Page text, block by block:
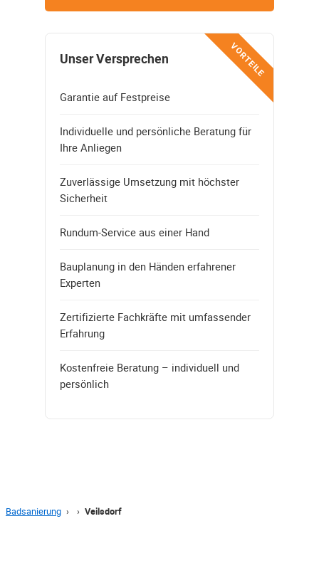
VORTEILE
Unser Versprechen
Garantie auf Festpreise
Individuelle und persönliche Beratung für
Ihre Anliegen
Zuverlässige Umsetzung mit höchster
Sicherheit
Rundum-Service aus einer Hand
Bauplanung in den Händen erfahrener
Experten
Zertifizierte Fachkräfte mit umfassender
Erfahrung
Kostenfreie Beratung – individuell und
persönlich
Badsanierung › › Veilsdorf